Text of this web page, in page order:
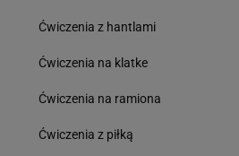
Ćwiczenia z hantlami
Ćwiczenia na klatke
Ćwiczenia na ramiona
Ćwiczenia z piłką